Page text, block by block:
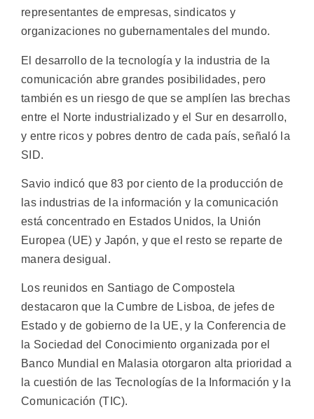
representantes de empresas, sindicatos y
organizaciones no gubernamentales del mundo.
El desarrollo de la tecnología y la industria de la
comunicación abre grandes posibilidades, pero
también es un riesgo de que se amplíen las brechas
entre el Norte industrializado y el Sur en desarrollo,
y entre ricos y pobres dentro de cada país, señaló la
SID.
Savio indicó que 83 por ciento de la producción de
las industrias de la información y la comunicación
está concentrado en Estados Unidos, la Unión
Europea (UE) y Japón, y que el resto se reparte de
manera desigual.
Los reunidos en Santiago de Compostela
destacaron que la Cumbre de Lisboa, de jefes de
Estado y de gobierno de la UE, y la Conferencia de
la Sociedad del Conocimiento organizada por el
Banco Mundial en Malasia otorgaron alta prioridad a
la cuestión de las Tecnologías de la Información y la
Comunicación (TIC).